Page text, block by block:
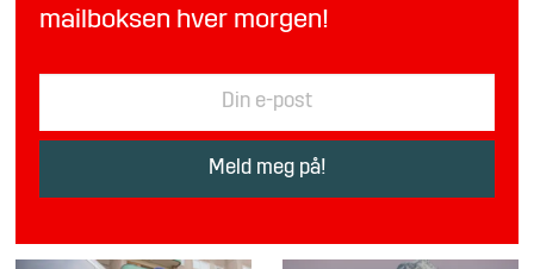
mailboksen hver morgen!